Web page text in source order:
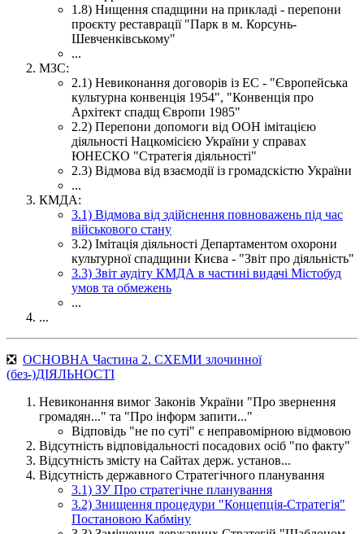
1.8) Нищення спадщини на прикладі - перепони
проєкту реставрації "Парк в м. Корсунь-
Шевченківському"
...
МЗС:
2.1) Невиконання договорів із ЕС - "Європейська
культурна конвенція 1954", "Конвенція про
Архітект спадщ Європи 1985"
2.2) Перепони допомоги від ООН імітацією
діяльності Нацкомісією України у справах
ЮНЕСКО "Стратегія діяльності"
2.3) Відмова від взаємодії із громадскістю України
...
КМДА:
3.1) Відмова від здійснення повноважень під час
військового стану
3.2) Імітація діяльності Департаментом охорони
культурної спадщини Києва - "Звіт про діяльність"
3.3) Звіт аудіту КМДА в частині видачі Містобуд
умов та обмежень
...
...
❎ ОСНОВНА Частина 2. СХЕМИ злочинної
(без-)ДІЯЛЬНОСТІ
Невиконання вимог Законів України "Про звернення
громадян..." та "Про інформ запити..."
Відповідь "не по суті" є неправомірною відмовою
Відсутність відповідальності посадових осіб "по факту"
Відсутність змісту на Сайтах держ. установ...
Відсутність державного Стратегічного планування
3.1) ЗУ Про стратегічне планування
3.2) Знищення процедури "Концепція-Стратегія"
Постановою Кабміну